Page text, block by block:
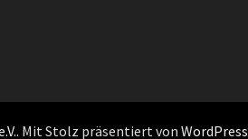
. Mit Stolz präsentiert vonWordPress